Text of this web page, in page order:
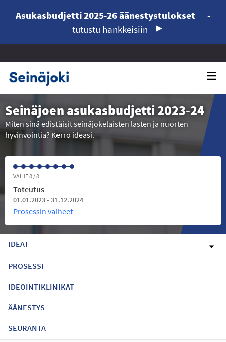
Asukasbudjetti 2025-26 äänestystulokset
-
tutustu hankkeisiin
Seinäjoen asukasbudjetti 2023-24
Miten sinä edistäisit seinäjokelaisten lasten ja nuorten
hyvinvointia? Kerro ideasi.
VAIHE 8 / 8
Toteutus
01.01.2023 - 31.12.2024
Prosessin vaiheet
IDEAT
PROSESSI
IDEOINTIKLINIKAT
ÄÄNESTYS
SEURANTA